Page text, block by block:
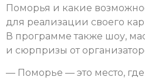
Поморья и какие
для реализации своего
В программе также шоу,
и сюрпризы от
— Поморье — это место,